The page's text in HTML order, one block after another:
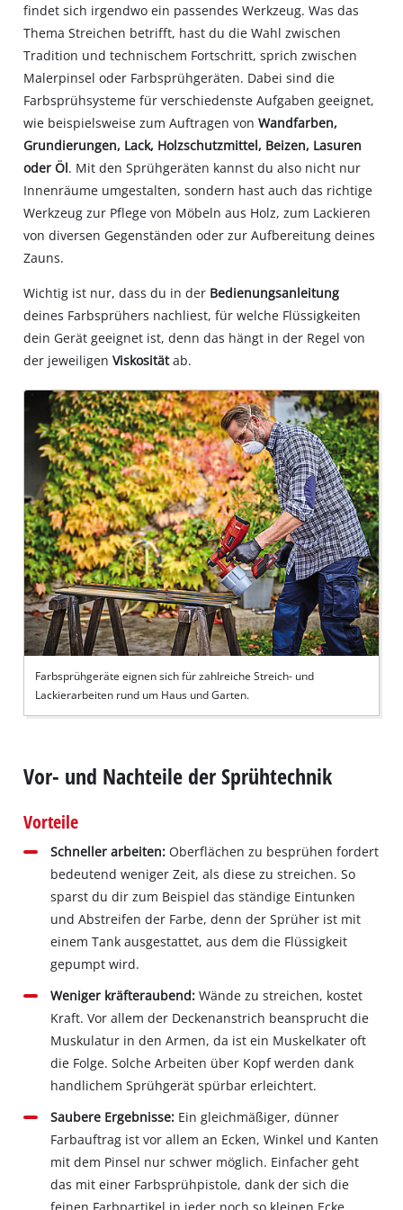
findet sich irgendwo ein passendes Werkzeug. Was das
Thema Streichen betrifft, hast du die Wahl zwischen
Tradition und technischem Fortschritt, sprich zwischen
Malerpinsel oder Farbsprühgeräten. Dabei sind die
Farbsprühsysteme für verschiedenste Aufgaben geeignet,
wie beispielsweise zum Auftragen von Wandfarben,
Grundierungen, Lack, Holzschutzmittel, Beizen, Lasuren
oder Öl. Mit den Sprühgeräten kannst du also nicht nur
Innenräume umgestalten, sondern hast auch das richtige
Werkzeug zur Pflege von Möbeln aus Holz, zum Lackieren
von diversen Gegenständen oder zur Aufbereitung deines
Zauns.
Wichtig ist nur, dass du in der Bedienungsanleitung
deines Farbsprühers nachliest, für welche Flüssigkeiten
dein Gerät geeignet ist, denn das hängt in der Regel von
der jeweiligenViskositätab.
Farbsprühgeräte eignen sich für zahlreiche Streich- und
Lackierarbeiten rund um Haus und Garten.
Vor- und Nachteile der Sprühtechnik
Vorteile
Schneller arbeiten: Oberflächen zu besprühen fordert
bedeutend weniger Zeit, als diese zu streichen. So
sparst du dir zum Beispiel das ständige Eintunken
und Abstreifen der Farbe, denn der Sprüher ist mit
einem Tank ausgestattet, aus dem die Flüssigkeit
gepumpt wird.
Weniger kräfteraubend: Wände zu streichen, kostet
Kraft. Vor allem der Deckenanstrich beansprucht die
Muskulatur in den Armen, da ist ein Muskelkater oft
die Folge. Solche Arbeiten über Kopf werden dank
handlichem Sprühgerät spürbar erleichtert.
Saubere Ergebnisse: Ein gleichmäßiger, dünner
Farbauftrag ist vor allem an Ecken, Winkel und Kanten
mit dem Pinsel nur schwer möglich. Einfacher geht
das mit einer Farbsprühpistole, dank der sich die